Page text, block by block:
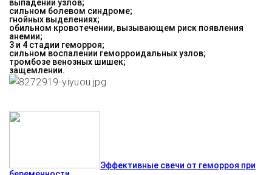
выпадении узлов;
сильном болевом синдроме;
гнойных выделениях;
обильном кровотечении, вызывающем риск появления
анемии;
3 и 4 стадии геморроя;
сильном воспалении геморроидальных узлов;
тромбозе венозных шишек;
защемлении.
Эффективные свечи от геморроя при